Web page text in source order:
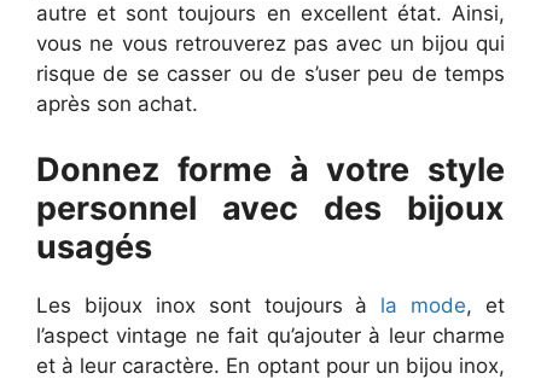
autre et sont toujours en excellent état. Ainsi,
vous ne vous retrouverez pas avec un bijou qui
risque de se casser ou de s’user peu de temps
après son achat.
Donnez forme à votre style
personnel avec des bijoux
usagés
Les bijoux inox sont toujours à la mode, et
l’aspect vintage ne fait qu’ajouter à leur charme
et à leur caractère. En optant pour un bijou inox,